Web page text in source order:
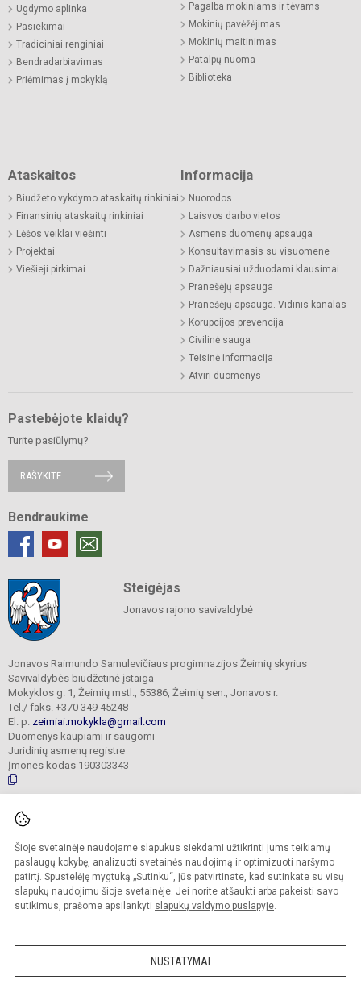
Šioje svetainėje naudojame slapukus siekdami užtikrinti jums teikiamų
paslaugų kokybę, analizuoti svetainės naudojimą ir optimizuoti naršymo
patirtį. Spustelėję mygtuką „Sutinku“, jūs patvirtinate, kad sutinkate su visų
slapukų naudojimu šioje svetainėje. Jei norite atšaukti arba pakeisti savo
sutikimus, prašome apsilankyti slapukų valdymo puslapyje.
NUSTATYMAI
Ugdymo aplinka
Pasiekimai
Tradiciniai renginiai
Bendradarbiavimas
Priėmimas į mokyklą
Pagalba mokiniams ir tėvams
Mokinių pavėžėjimas
Mokinių maitinimas
Patalpų nuoma
Biblioteka
Ataskaitos
Biudžeto vykdymo ataskaitų rinkiniai
Finansinių ataskaitų rinkiniai
Lėšos veiklai viešinti
Projektai
Viešieji pirkimai
Informacija
Nuorodos
Laisvos darbo vietos
Asmens duomenų apsauga
Konsultavimasis su visuomene
Dažniausiai užduodami klausimai
Pranešėjų apsauga
Pranešėjų apsauga. Vidinis kanalas
Korupcijos prevencija
Civilinė sauga
Teisinė informacija
Atviri duomenys
Pastebėjote klaidų?
Turite pasiūlymų?
RAŠYKITE
Bendraukime
Steigėjas
Jonavos rajono savivaldybė
Jonavos Raimundo Samulevičiaus progimnazijos Žeimių skyrius
Savivaldybės biudžetinė įstaiga
Mokyklos g. 1, Žeimių mstl., 55386, Žeimių sen., Jonavos r.
Tel./ faks. +370 349 45248
El. p. zeimiai.mokykla@gmail.com
Duomenys kaupiami ir saugomi
Juridinių asmenų registre
Įmonės kodas 190303343
© 2025. Jonavos Raimundo Samulevičiaus progimnazija Žeimių skyrius. Visos
Kopijuoti turinį be raštiško įstaigos administracijos sutikimo griežtai draudžiama.
Prieinamumo paraiška Slapukų politika
Sumanus būdas atnaujinti